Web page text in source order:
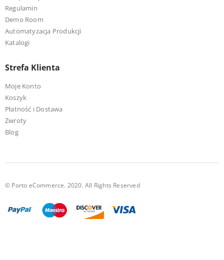
Regulamin
Demo Room
Automatyzacja Produkcji
Katalogi
Strefa Klienta
Moje Konto
Koszyk
Płatność i Dostawa
Zwroty
Blog
© Porto eCommerce. 2020. All Rights Reserved